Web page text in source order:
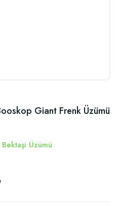
Giant Frenk Üzümü
Üzümü